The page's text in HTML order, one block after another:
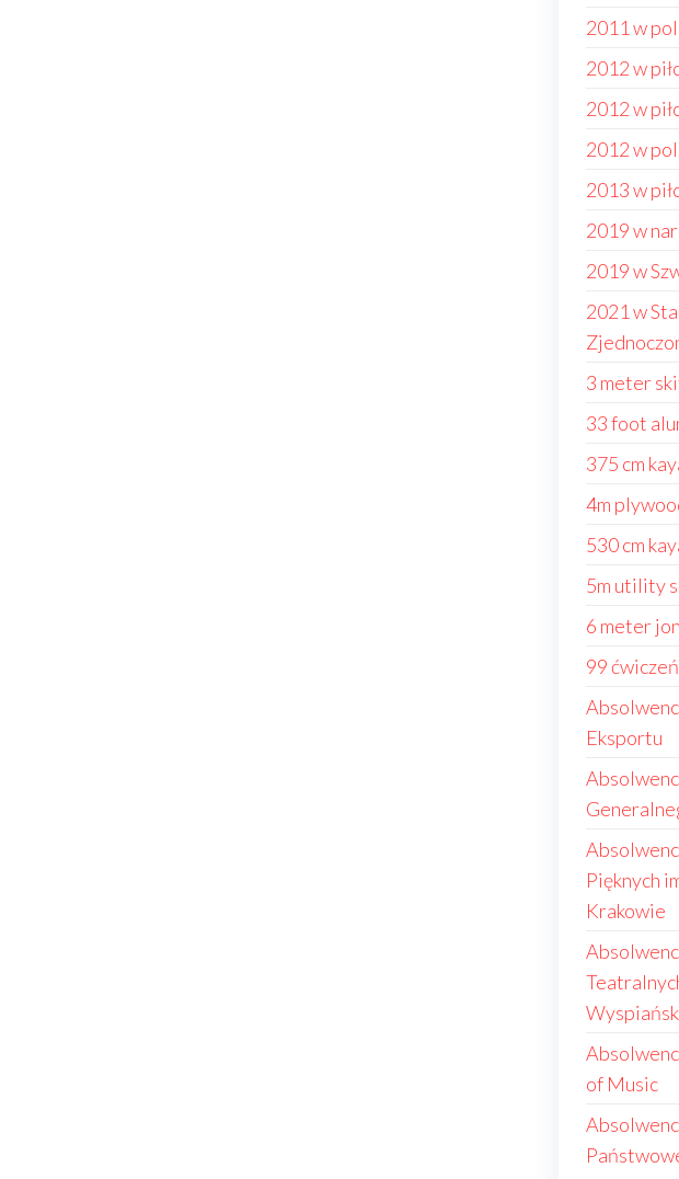
2011 w
2012 w
2012 w
2012 w
2013 w
2019 w
2019 w
2021 w
3 meter
33 foot
375 cm
4m
530 cm
5m utility
6 meter
99
Eksportu
Pięknych
Krakowie
of Music